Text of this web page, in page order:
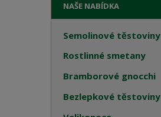
NAŠE NABÍDKA
Semolinové těstoviny
Rostlinné smetany
Bramborové gnocchi
Bezlepkové těstoviny